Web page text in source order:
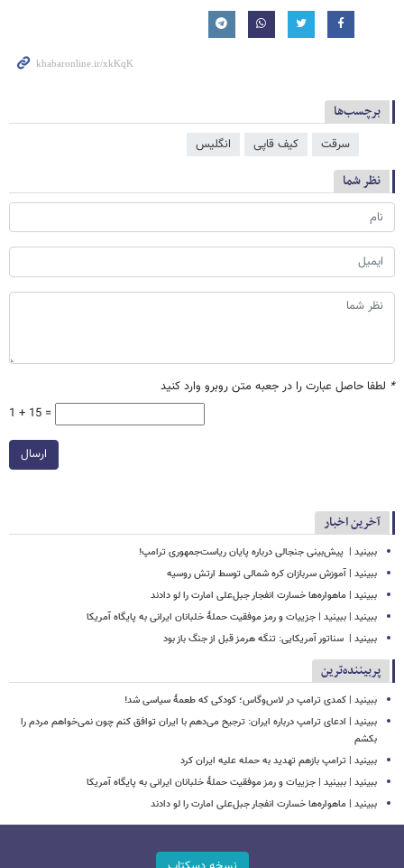
برچسب‌ها
سرقت کیف قاپی انگلیس
نظر شما
* لطفا حاصل عبارت را در جعبه متن روبرو وارد کنید
1 + 15 =
ارسال
آخرین اخبار
ببینید | ‏ پیش‌بینی جنجالی درباره پایان ریاست‌جمهوری ترامپ!
ببینید | آموزش سربازان کره شمالی توسط ارتش روسیه
ببینید | ماهواره‌ها خسارت انفجار جبل‌علی امارت را لو دادند
ببینید | ببینید | جزییات و رمز موفقیت حملۀ خلبانان ایرانی به پایگاه آمریکا
ببینید | ‏ سناتور آمریکایی: تنگه هرمز قبل از جنگ باز بود
پربیننده‌ترین
ببینید | کمدی ترامپ در لاس‌وگاس؛ کودکی که طعمۀ سیاسی شد!
ببینید | ادعای ترامپ درباره ایران: ترجیح می‌دهم با ایران توافق کنم چون نمی‌خواهم مردم را
بکشم
ببینید | ترامپ بازهم تهدید به حمله علیه ایران کرد
ببینید | ببینید | جزییات و رمز موفقیت حملۀ خلبانان ایرانی به پایگاه آمریکا
ببینید | ماهواره‌ها خسارت انفجار جبل‌علی امارت را لو دادند